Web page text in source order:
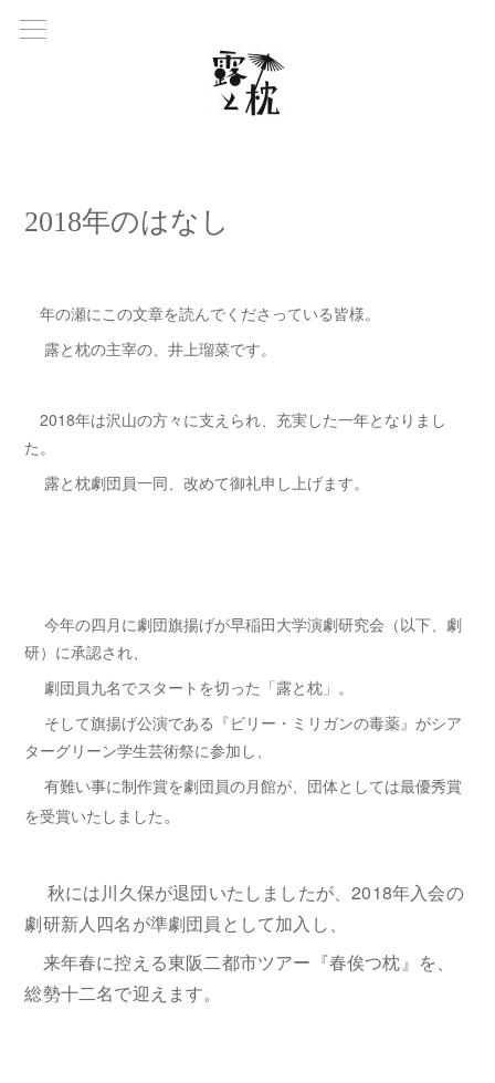
2018年のはなし
年の瀬にこの文章を読んでくださっている皆様。
露と枕の主宰の、井上瑠菜です。
2018年は沢山の方々に支えられ、充実した一年となりまし
た。
露と枕劇団員一同、改めて御礼申し上げます。
今年の四月に劇団旗揚げが早稲田大学演劇研究会（以下、劇
研）に承認され、
劇団員九名でスタートを切った「露と枕」。
そして旗揚げ公演である『ビリー・ミリガンの毒薬』がシア
ターグリーン学生芸術祭に参加し、
有難い事に制作賞を劇団員の月館が、団体としては最優秀賞
を受賞いたしました。
秋には川久保が退団いたしましたが、2018年入会の
劇研新人四名が準劇団員として加入し、
来年春に控える東阪二都市ツアー『春俟つ枕』を、
総勢十二名で迎えます。